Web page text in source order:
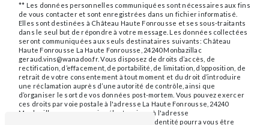
** Les données personnelles communiquées sont nécessaires aux fins
de vous contacter et sont enregistrées dans un fichier informatisé.
Elles sont destinées à Château Haute Fonrousse et ses sous-traitants
dans le seul but de répondre à votre message. Les données collectées
seront communiquées aux seuls destinataires suivants: Château
Haute Fonrousse La Haute Fonrousse, 24240 Monbazillac
geraud.vins@wanadoo.fr. Vous disposez de droits d’accès, de
rectification, d’effacement, de portabilité, de limitation, d’opposition, de
retrait de votre consentement à tout moment et du droit d’introduire
une réclamation auprès d’une autorité de contrôle, ainsi que
d’organiser le sort de vos données post-mortem. Vous pouvez exercer
ces droits par voie postale à l'adresse La Haute Fonrousse, 24240
Monbazillac ou par courrier électronique à l'adresse
geraud.vins@wanadoo.fr. Un justificatif d'identité pourra vous être